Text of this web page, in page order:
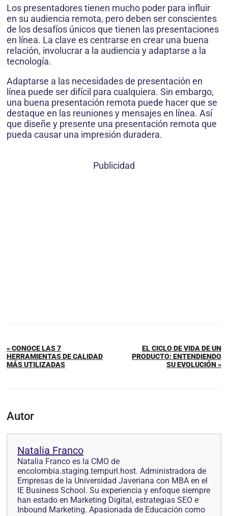
Los presentadores tienen mucho poder para influir
en su audiencia remota, pero deben ser conscientes
de los desafíos únicos que tienen las presentaciones
en línea. La clave es centrarse en crear una buena
relación, involucrar a la audiencia y adaptarse a la
tecnología.
Adaptarse a las necesidades de presentación en
línea puede ser difícil para cualquiera. Sin embargo,
una buena presentación remota puede hacer que se
destaque en las reuniones y mensajes en línea. Así
que diseñe y presente una presentación remota que
pueda causar una impresión duradera.
Publicidad
« CONOCE LAS 7
HERRAMIENTAS DE CALIDAD
MÁS UTILIZADAS
EL CICLO DE VIDA DE UN
PRODUCTO: ENTENDIENDO
SU EVOLUCIÓN »
Autor
Natalia Franco
Natalia Franco es la CMO de
encolombia.staging.tempurl.host. Administradora de
Empresas de la Universidad Javeriana con MBA en el
IE Business School. Su experiencia y enfoque siempre
han estado en Marketing Digital, estrategias SEO e
Inbound Marketing. Apasionada de Educación como